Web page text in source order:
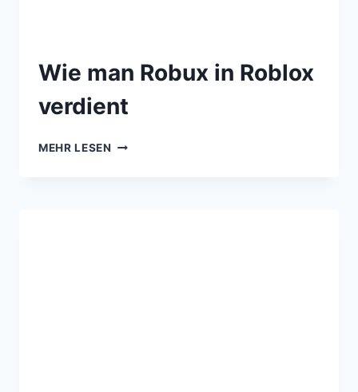
Wie man Robux in Roblox
verdient
MEHR LESEN